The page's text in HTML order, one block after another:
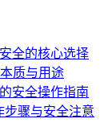
全的核心选择
质与用途
安全操作指南
步骤与安全注意